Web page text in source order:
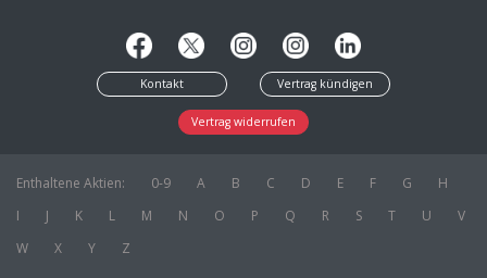
Kontakt Vertrag kündigen
Vertrag widerrufen
Enthaltene Aktien: 0-9 A B C D E F G
H
I
J K L M N O P Q R S T U
V
W
X Y Z